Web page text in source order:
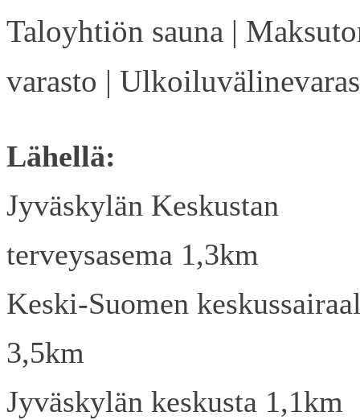
Taloyhtiön sauna |
varasto |
Lähellä:
Jyväskylän Keskustan
terveysasema 1,3km
Keski-Suomen
3,5km
Jyväskylän keskusta 1,1km